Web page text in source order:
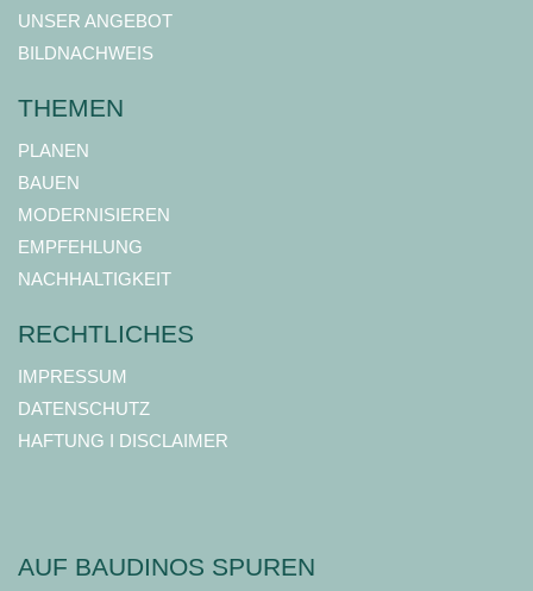
UNSER ANGEBOT
BILDNACHWEIS
THEMEN
PLANEN
BAUEN
MODERNISIEREN
EMPFEHLUNG
NACHHALTIGKEIT
RECHTLICHES
IMPRESSUM
DATENSCHUTZ
HAFTUNG I DISCLAIMER
AUF BAUDINOS SPUREN